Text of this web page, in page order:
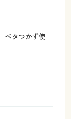
ベタつかず使